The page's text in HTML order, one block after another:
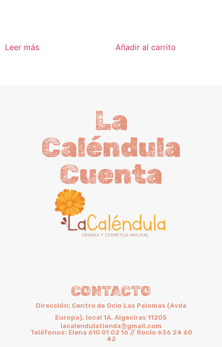
Leer más Añadir al carrito
La
Caléndula
Cuenta
CONTACTO
Dirección: Centro de Ocio Las Palomas (Avda
Europa), local 1A. Algeciras 11205
lacalendulatienda@gmail.com
Teléfonos: Elena 610 01 02 16 // Rocío 636 24 60
42